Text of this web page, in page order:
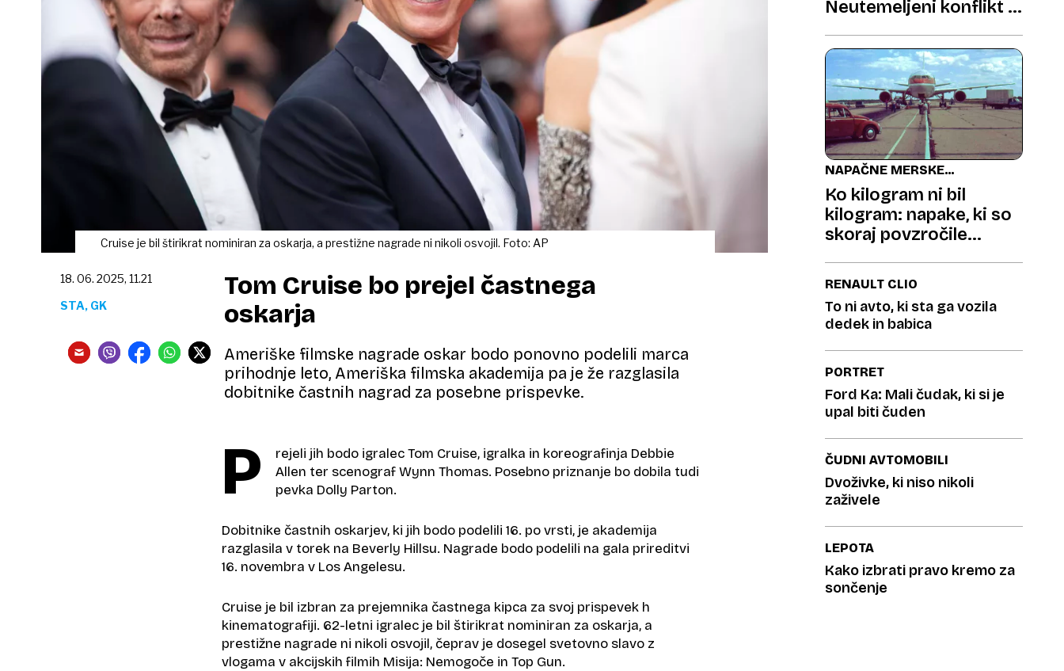
Cruise je bil štirikrat nominiran za oskarja, a prestižne nagrade ni nikoli osvojil. Foto: AP
Tom Cruise bo prejel častnega
oskarja
Ameriške filmske nagrade oskar bodo ponovno podelili marca
prihodnje leto, Ameriška filmska akademija pa je že razglasila
dobitnike častnih nagrad za posebne prispevke.
18. 06. 2025, 11.21
STA, GK
P
rejeli jih bodo igralec Tom Cruise, igralka in koreografinja Debbie
Allen ter scenograf Wynn Thomas. Posebno priznanje bo dobila tudi
pevka Dolly Parton.
Dobitnike častnih oskarjev, ki jih bodo podelili 16. po vrsti, je akademija
razglasila v torek na Beverly Hillsu. Nagrade bodo podelili na gala prireditvi
16. novembra v Los Angelesu.
Cruise je bil izbran za prejemnika častnega kipca za svoj prispevek h
kinematografiji. 62-letni igralec je bil štirikrat nominiran za oskarja, a
prestižne nagrade ni nikoli osvojil, čeprav je dosegel svetovno slavo z
vlogama v akcijskih filmih Misija: Nemogoče in Top Gun.
Neutemeljeni konflikt in
področju
NAPAČNE MERSKE
ENOTE
Ko kilogram ni bil
kilogram: napake, ki so
skoraj povzročile
RENAULT CLIO
To ni avto, ki sta ga vozila
dedek in babica
PORTRET
Ford Ka: Mali čudak, ki si je
upal biti čuden
ČUDNI AVTOMOBILI
Dvoživke, ki niso nikoli
zaživele
LEPOTA
Kako izbrati pravo kremo za
sončenje